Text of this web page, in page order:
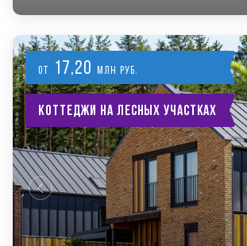
от 17,20 млн руб.
Коттеджи на лесных участках